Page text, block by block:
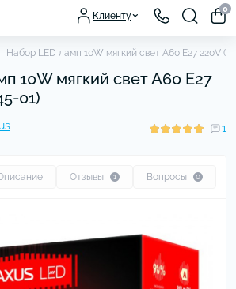
Клиенту
0
Набор LED ламп 10W мягкий свет А60 Е27 220V
10W мягкий свет А60 Е27
01)
1
Отзывы 1 Вопросы 0